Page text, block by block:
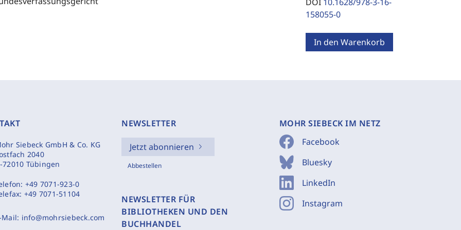
158055-0
In den Warenkorb
Siebeck GmbH & Co. KG
2040
72010 Tübingen
+49 7071-923-0
+49 7071-51104
Mail: info@mohrsiebeck.com
NEWSLETTER
Jetzt abonnieren
Abbestellen
NEWSLETTER FÜR
BIBLIOTHEKEN UND DEN
BUCHHANDEL
MOHR SIEBECK IM NETZ
Facebook
Bluesky
LinkedIn
Instagram